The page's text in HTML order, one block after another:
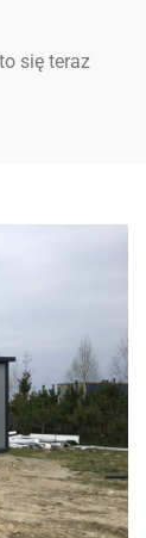
się teraz